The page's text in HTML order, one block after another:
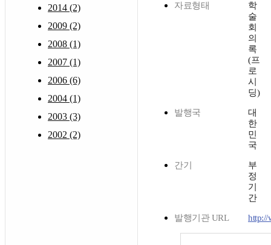
2014 (2)
2009 (2)
2008 (1)
2007 (1)
2006 (6)
2004 (1)
2003 (3)
2002 (2)
자료형태
학
술
회
의
록
(프
로
시
딩)
발행국
대
한
민
국
간기
부
정
기
간
발행기관 URL http://